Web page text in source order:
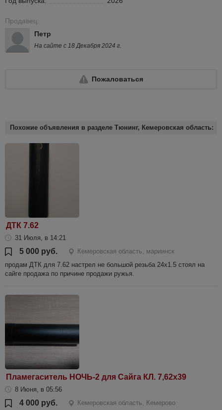
Продавец:
Петр
На сайте с 18 Декабря 2024 г.
Пожаловаться
Похожие объявления в разделе Тюнинг, Кемеровская область:
ДТК 7.62
31 Июля, в 14:21
5 000 руб.
Кемеровская область, мариинск
продам ДТК для 7.62 настрел не большой резьба 24х1.5 стоял на
сайге продажа по причине продажи ружья.
Пламегаситель НОЧЬ-2 для Сайга КЛ. 7,62х39
8 Июня, в 05:56
4 000 руб.
Кемеровская область, Кемерово